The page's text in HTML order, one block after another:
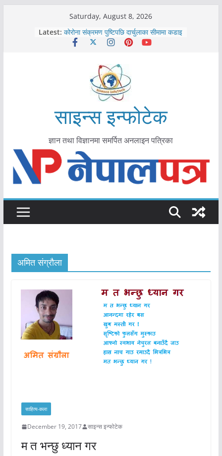
Saturday, August 8, 2026
Latest: कोरोना संक्रमण पुष्टिपछि दार्चुलाका सीमामा कडाइ
विराटनगर महानगरद्वारा पूर्ण खोप सुनिश्चित घोषणा
मकवानपुरमा खोरेत रोग विरुद्धको खोप लगाउन
आयुर्वेद चिकित्सा प्रणालीको भूमिका महत्वपूर्ण छ :
मुख्यमन्त्री शाह
काभ्रेपलाञ्चोकमा आयुर्वेद स्वास्थ्योपचारतर्फ
आकर्षण बढ्दै
साइन्स इन्फोटेक
ज्ञान तथा विज्ञानमा समर्पित अनलाइन पत्रिका
अमित संग्रौला
साहित्य-कला
December 19, 2017 साइन्स इन्फोटेक
म त भन्छु ध्यान गर